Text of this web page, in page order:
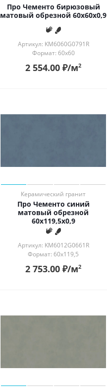
Про Чементо бирюзовый
матовый обрезной 60x60x0,9
Артикул: KM6060G0791R
Формат: 60x60
2 554.00 ₽/м2
Керамический гранит
Про Чементо синий
матовый обрезной
60x119,5x0,9
Артикул: KM6012G0661R
Формат: 60x119,5
2 753.00 ₽/м2